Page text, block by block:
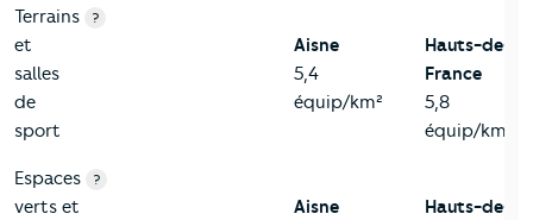
Terrains
et
salles
de
sport
?
Aisne
5,4
équip/km²
Hauts-de-
France
5,8
équip/km²
Espaces
verts et
?
Aisne
Hauts-de-